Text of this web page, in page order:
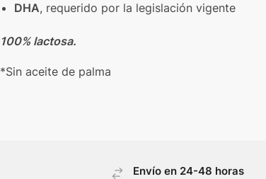
DHA, requerido por la legislación vigente
100% lactosa.
*Sin aceite de palma
Envío en 24-48 horas